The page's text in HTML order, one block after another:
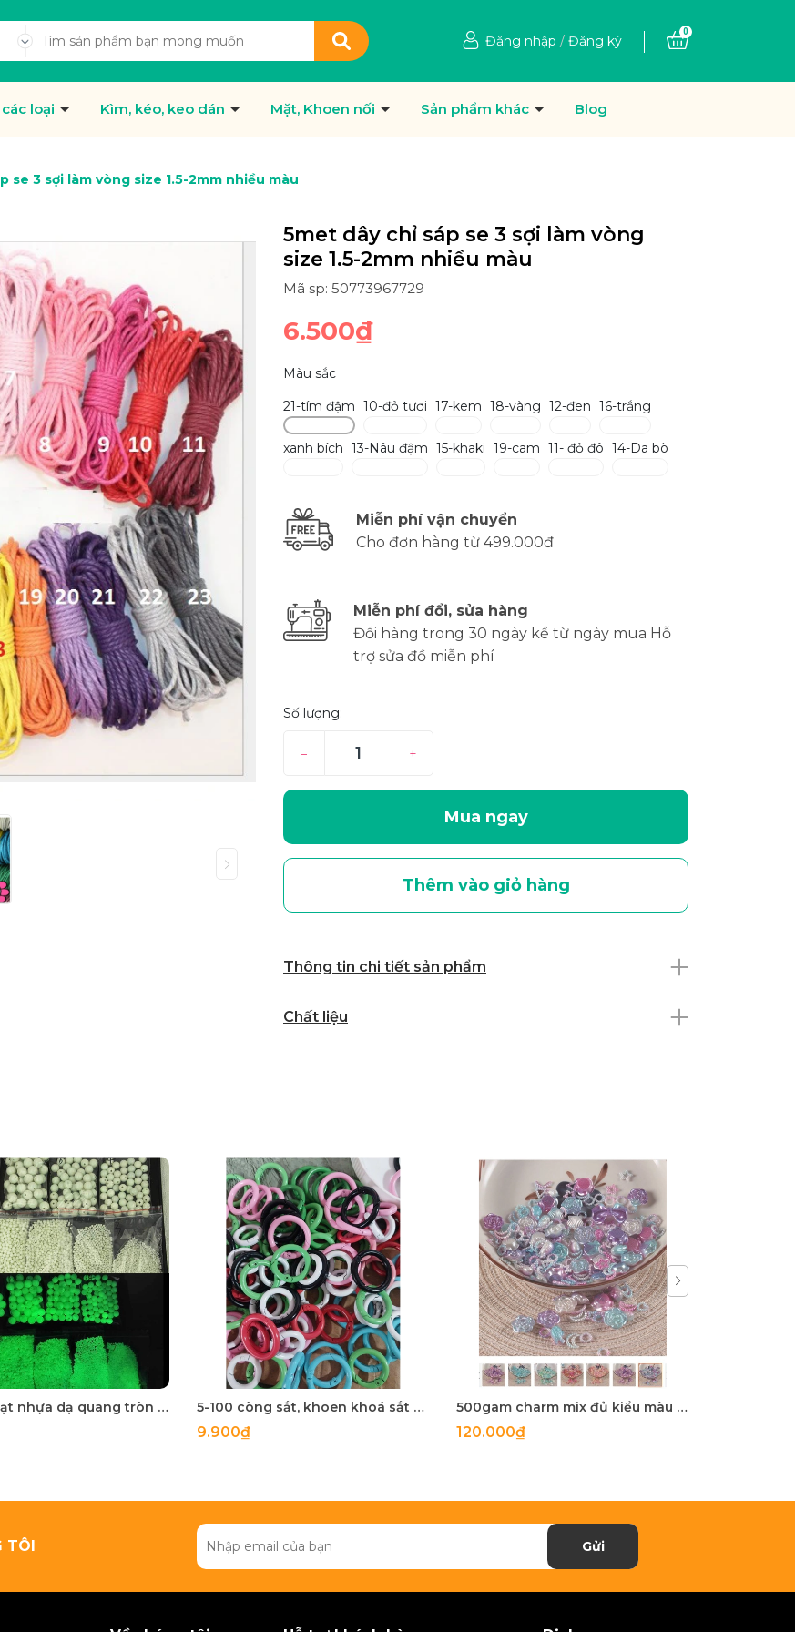
Đăng nhập / Đăng ký
0
loại Kìm, kéo, keo dán Mặt, Khoen nối Sản phẩm khác Blog
se 3 sợi làm vòng size 1.5-2mm nhiều màu
5met dây chỉ sáp se 3 sợi làm vòng
size 1.5-2mm nhiều màu
Mã sp: 50773967729
6.500₫
Màu sắc
21-tím đậm 10-đỏ tươi 17-kem 18-vàng 12-đen 16-trắng
xanh bích 13-Nâu đậm 15-khaki 19-cam 11- đỏ đô 14-Da bò
Miễn phí vận chuyển
Cho đơn hàng từ 499.000đ
Miễn phí đổi, sửa hàng
Đổi hàng trong 30 ngày kể từ ngày mua Hỗ
trợ sửa đồ miễn phí
Số lượng:
– +
Mua ngay
Thêm vào giỏ hàng
Thông tin chi tiết sản phẩm
Chất liệu
50 gam hạt nhựa dạ quang tròn đủ size 4mm, 5mm, 6mm, 8mm, 10mm, 12mm, 14mm, 16mm ,18mm , 10mm, 22mm, 25mm 5-100 còng sắt, khoen khoá sắt mix màu 20mm, 25mm, 28mm
9.900₫
500gam charm mix đủ kiểu màu ngọc trai, hạt charm mix đủ kiểu
120.000₫
TÔI Gửi